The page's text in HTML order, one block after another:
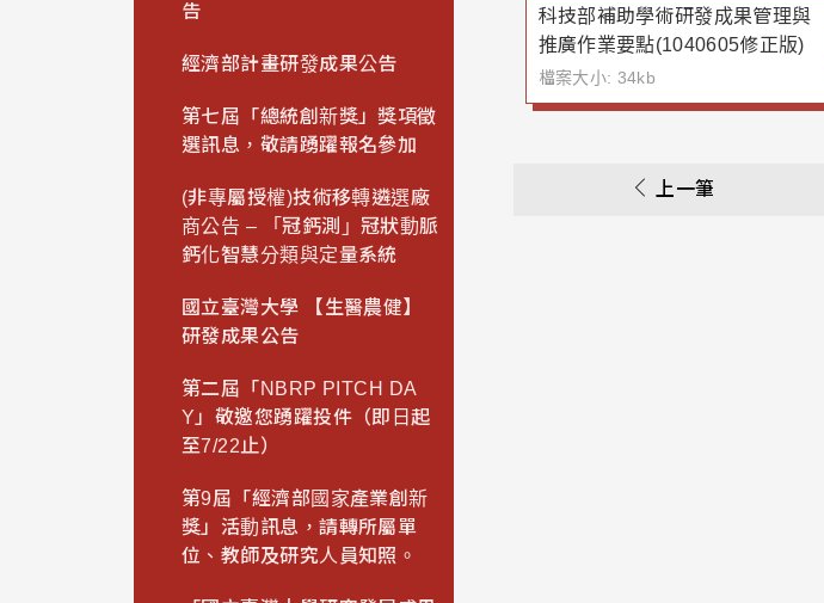
告
經濟部計畫研發成果公告
第七屆「總統創新獎」獎項徵
選訊息，敬請踴躍報名參加
(非專屬授權)技術移轉遴選廠
商公告 – 「冠鈣測」冠狀動脈
鈣化智慧分類與定量系統
國立臺灣大學 【生醫農健】
研發成果公告
第二屆「NBRP PITCH DA
Y」敬邀您踴躍投件（即日起
至7/22止）
第9屆「經濟部國家產業創新
獎」活動訊息，請轉所屬單
位、教師及研究人員知照。
科技部補助學術研發成果管理與
推廣作業要點(1040605修正版)
檔案大小: 34kb
上一筆